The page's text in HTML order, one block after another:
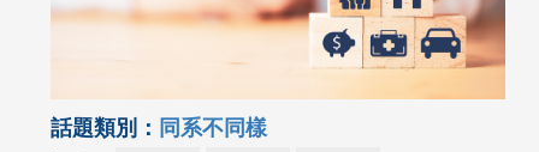
話題類別： 同系不同樣